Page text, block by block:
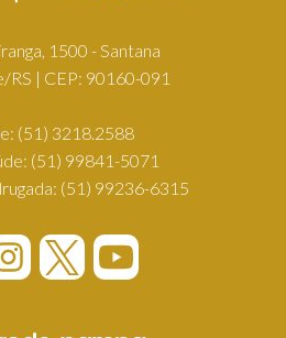
1500 - Santana
RS | CEP: 90160-091
(51) 3218.2588
(51) 99841-5071
(51) 99236-6315